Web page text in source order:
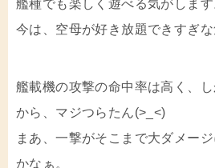
艦種でも楽しく遊べる気がします
今は、空母が好き放題できすぎな
艦載機の攻撃の命中率は高く、
から、マジつらたん(>_<)
まあ、一撃がそこまで大ダメー
かなぁ。